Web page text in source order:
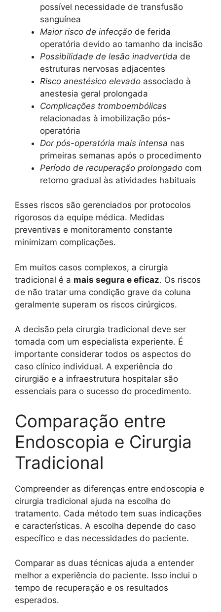
possível necessidade de transfusão
sanguínea
Maior risco de infecção de ferida
operatória devido ao tamanho da incisão
Possibilidade de lesão inadvertida de
estruturas nervosas adjacentes
Risco anestésico elevado associado à
anestesia geral prolongada
Complicações tromboembólicas
relacionadas à imobilização pós-
operatória
Dor pós-operatória mais intensa nas
primeiras semanas após o procedimento
Período de recuperação prolongado com
retorno gradual às atividades habituais
Esses riscos são gerenciados por protocolos
rigorosos da equipe médica. Medidas
preventivas e monitoramento constante
minimizam complicações.
Em muitos casos complexos, a cirurgia
tradicional é a mais segura e eficaz. Os riscos
de não tratar uma condição grave da coluna
geralmente superam os riscos cirúrgicos.
A decisão pela cirurgia tradicional deve ser
tomada com um especialista experiente. É
importante considerar todos os aspectos do
caso clínico individual. A experiência do
cirurgião e a infraestrutura hospitalar são
essenciais para o sucesso do procedimento.
Comparação entre
Endoscopia e Cirurgia
Tradicional
Compreender as diferenças entre endoscopia e
cirurgia tradicional ajuda na escolha do
tratamento. Cada método tem suas indicações
e características. A escolha depende do caso
específico e das necessidades do paciente.
Comparar as duas técnicas ajuda a entender
melhor a experiência do paciente. Isso inclui o
tempo de recuperação e os resultados
esperados.